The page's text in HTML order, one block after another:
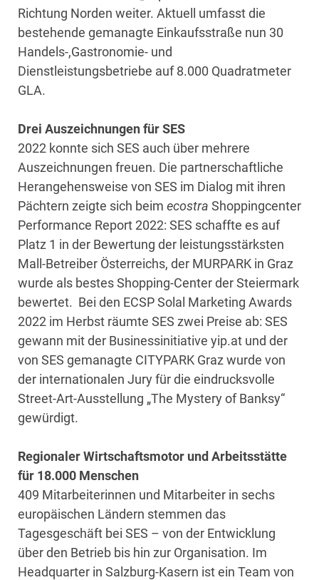
Richtung Norden weiter. Aktuell umfasst die
bestehende gemanagte Einkaufsstraße nun 30
Handels-,Gastronomie- und
Dienstleistungsbetriebe auf 8.000 Quadratmeter
GLA.
Drei Auszeichnungen für SES
2022 konnte sich SES auch über mehrere
Auszeichnungen freuen. Die partnerschaftliche
Herangehensweise von SES im Dialog mit ihren
Pächtern zeigte sich beim ecostra Shoppingcenter
Performance Report 2022: SES schaffte es auf
Platz 1 in der Bewertung der leistungsstärksten
Mall-Betreiber Österreichs, der MURPARK in Graz
wurde als bestes Shopping-Center der Steiermark
bewertet. Bei den ECSP Solal Marketing Awards
2022 im Herbst räumte SES zwei Preise ab: SES
gewann mit der Businessinitiative yip.at und der
von SES gemanagte CITYPARK Graz wurde von
der internationalen Jury für die eindrucksvolle
Street-Art-Ausstellung „The Mystery of Banksy“
gewürdigt.
Regionaler Wirtschaftsmotor und Arbeitsstätte
für 18.000 Menschen
409 Mitarbeiterinnen und Mitarbeiter in sechs
europäischen Ländern stemmen das
Tagesgeschäft bei SES – von der Entwicklung
über den Betrieb bis hin zur Organisation. Im
Headquarter in Salzburg-Kasern ist ein Team von